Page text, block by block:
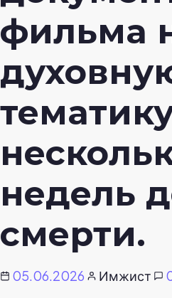
фильма
недель
смерти.
05.06.2026 Имжист